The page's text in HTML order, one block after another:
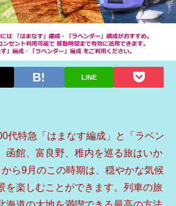
LINE
代特急「はまなす編成」と「ラベン
函館、富良野、稚内を巡る旅はいか
ら9月のこの時期は、穏やかな気候
を楽しむことができます。列車の旅